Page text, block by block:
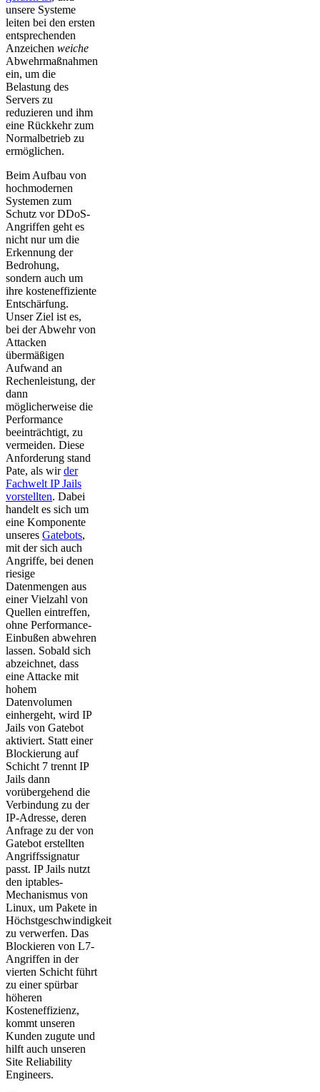
unsere Systeme
leiten bei den ersten
entsprechenden
Anzeichen weiche
Abwehrmaßnahmen
ein, um die
Belastung des
Servers zu
reduzieren und ihm
eine Rückkehr zum
Normalbetrieb zu
ermöglichen.
Beim Aufbau von
hochmodernen
Systemen zum
Schutz vor DDoS-
Angriffen geht es
nicht nur um die
Erkennung der
Bedrohung,
sondern auch um
ihre kosteneffiziente
Entschärfung.
Unser Ziel ist es,
bei der Abwehr von
Attacken
übermäßigen
Aufwand an
Rechenleistung, der
dann
möglicherweise die
Performance
beeinträchtigt, zu
vermeiden. Diese
Anforderung stand
Pate, als wirder
Fachwelt IP Jails
vorstellten. Dabei
handelt es sich um
eine Komponente
unseres Gatebots,
mit der sich auch
Angriffe, bei denen
riesige
Datenmengen aus
einer Vielzahl von
Quellen eintreffen,
ohne Performance-
Einbußen abwehren
lassen. Sobald sich
abzeichnet, dass
eine Attacke mit
hohem
Datenvolumen
einhergeht, wird IP
Jails von Gatebot
aktiviert. Statt einer
Blockierung auf
Schicht 7 trennt IP
Jails dann
vorübergehend die
Verbindung zu der
IP-Adresse, deren
Anfrage zu der von
Gatebot erstellten
Angriffssignatur
passt. IP Jails nutzt
den iptables-
Mechanismus von
Linux, um Pakete in
Höchstgeschwindigkeit
zu verwerfen. Das
Blockieren von L7-
Angriffen in der
vierten Schicht führt
zu einer spürbar
höheren
Kosteneffizienz,
kommt unseren
Kunden zugute und
hilft auch unseren
Site Reliability
Engineers.